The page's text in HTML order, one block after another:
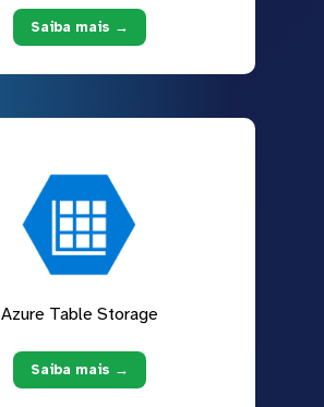
Saiba mais →
Azure Table Storage
Saiba mais →